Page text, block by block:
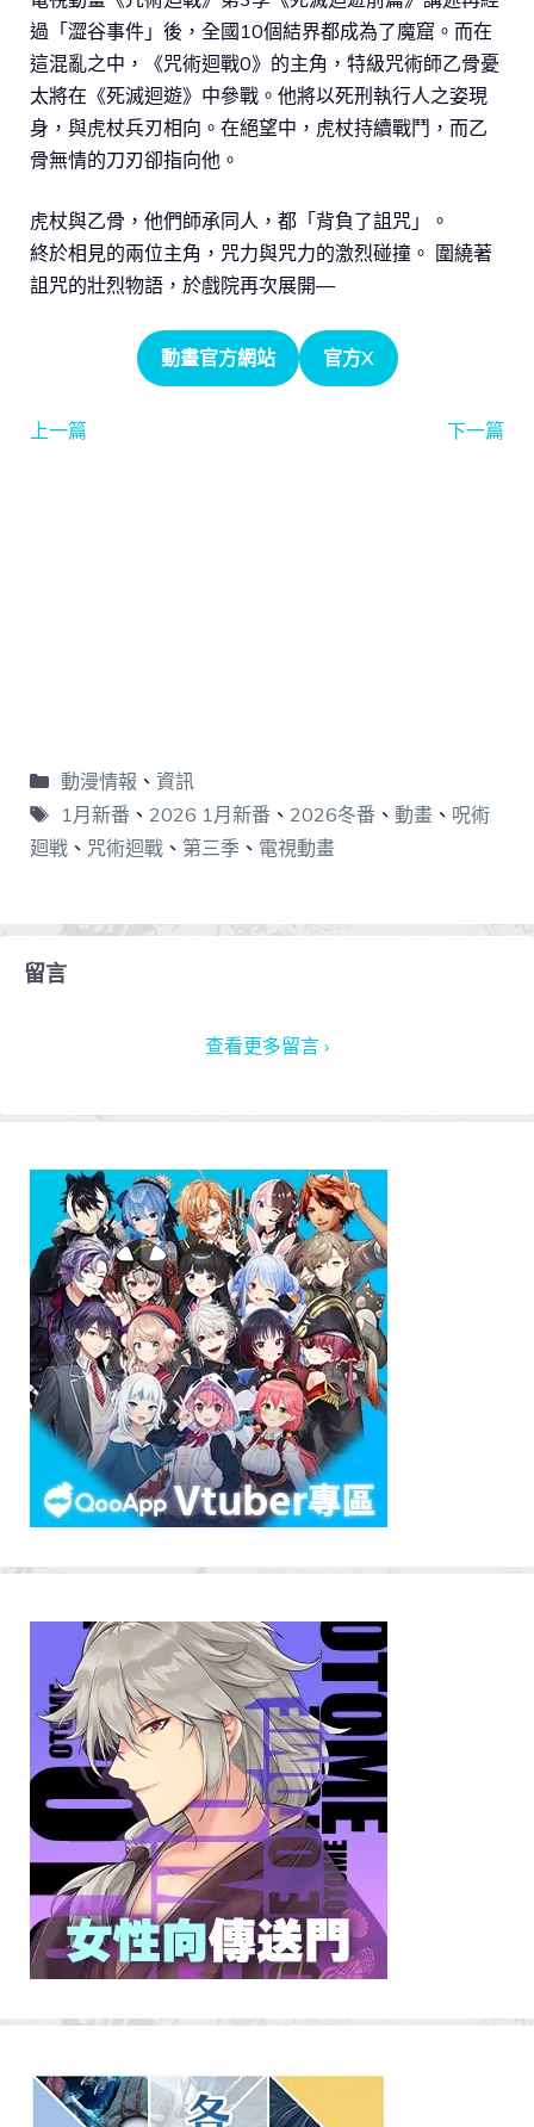
過「澀谷事件」後，全國10個結界都成為了魔窟。而在
這混亂之中，《咒術迴戰0》的主角，特級咒術師乙骨憂
太將在《死滅迴遊》中參戰。他將以死刑執行人之姿現
身，與虎杖兵刃相向。在絕望中，虎杖持續戰鬥，而乙
骨無情的刀刃卻指向他。
虎杖與乙骨，他們師承同人，都「背負了詛咒」。
終於相見的兩位主角，咒力與咒力的激烈碰撞。 圍繞著
詛咒的壯烈物語，於戲院再次展開—
動畫官方網站 官方X
上一篇 下一篇
動漫情報 、 資訊
1月新番 、 2026 1月新番 、 2026冬番 、 動畫、 呪術
廻戦 、 咒術迴戰 、 第三季 、 電視動畫
留言
查看更多留言 ›